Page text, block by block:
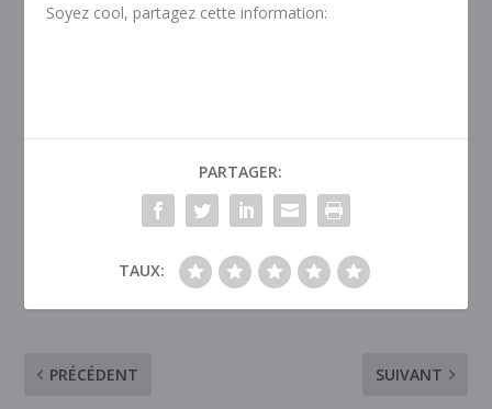
Soyez cool, partagez cette information:
PARTAGER:
TAUX:
PRÉCÉDENT SUIVANT